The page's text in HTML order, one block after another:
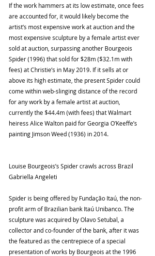
If the work hammers at its low estimate, once fees
are accounted for, it would likely become the
artist’s most expensive work at auction and the
most expensive sculpture by a female artist ever
sold at auction, surpassing another Bourgeois
Spider (1996) that sold for $28m ($32.1m with
fees) at Christie’s in May 2019. If it sells at or
above its high estimate, the present Spider could
come within web-slinging distance of the record
for any work by a female artist at auction,
currently the $44.4m (with fees) that Walmart
heiress Alice Walton paid for Georgia O’Keeffe’s
painting Jimson Weed (1936) in 2014.
Louise Bourgeois’s Spider crawls across Brazil
Gabriella Angeleti
Spider is being offered by Fundação Itaú, the non-
profit arm of Brazilian bank Itaú Unibanco. The
sculpture was acquired by Olavo Setubal, a
collector and co-founder of the bank, after it was
the featured as the centrepiece of a special
presentation of works by Bourgeois at the 1996